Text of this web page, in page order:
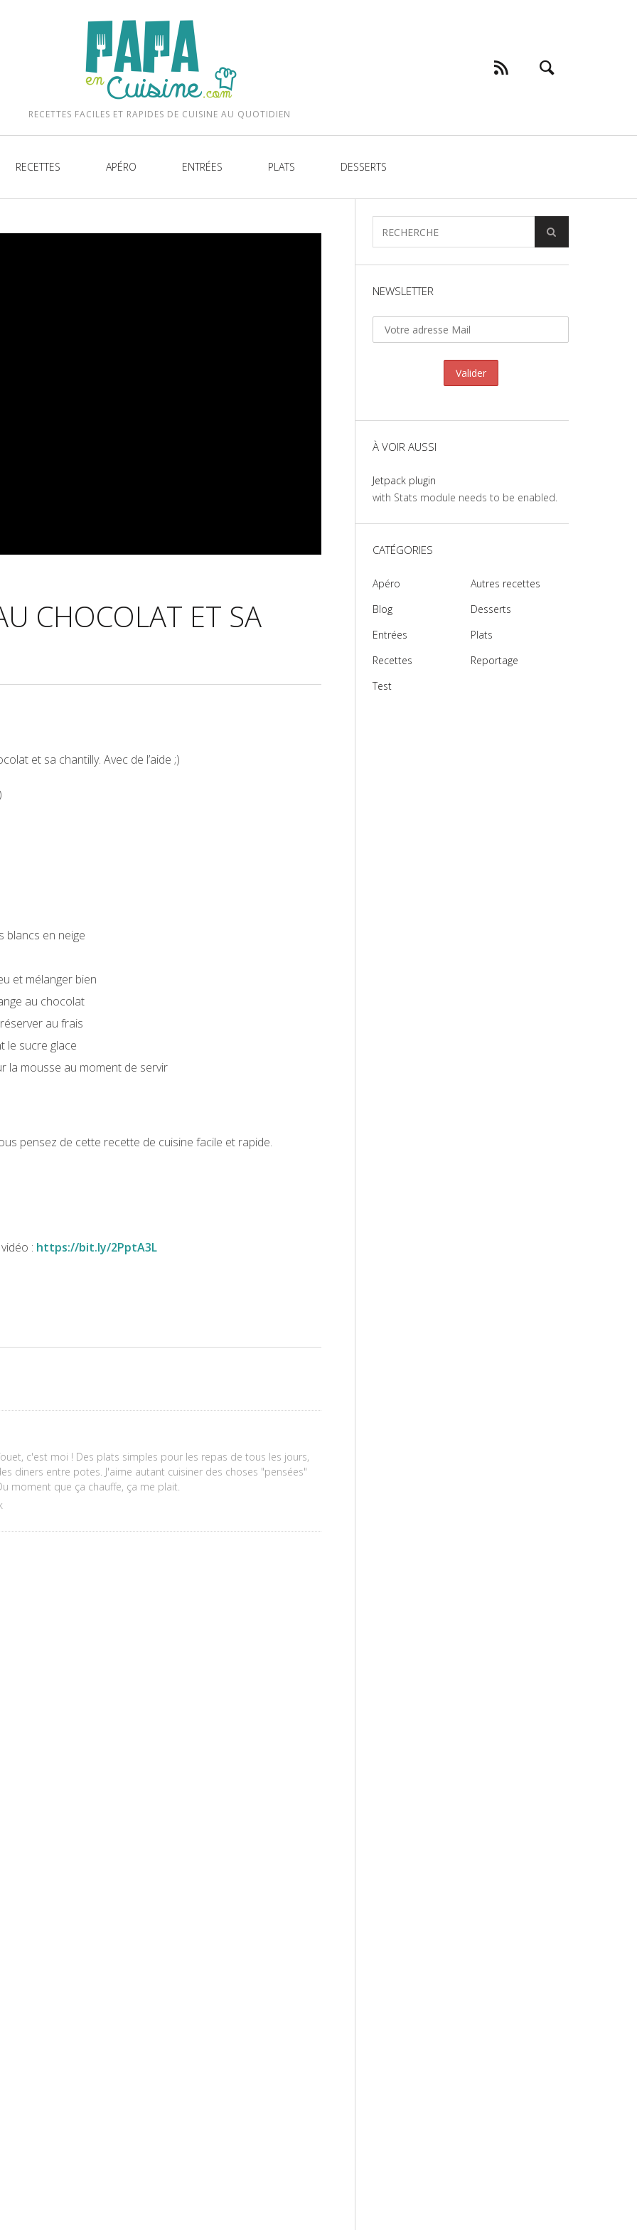
RECETTES FACILES ET RAPIDES DE CUISINE AU QUOTIDIEN
RECETTES APÉRO ENTRÉES PLATS DESSERTS
CHOCOLAT ET SA
et sa chantilly. Avec de l’aide ;)
blancs en neige
et mélanger bien
au chocolat
au frais
le sucre glace
la mousse au moment de servir
pensez de cette recette de cuisine facile et rapide.
: https://bit.ly/2PptA3L
c'est moi ! Des plats simples pour les repas de tous les jours,
diners entre potes. J'aime autant cuisiner des choses "pensées"
moment que ça chauffe, ça me plait.
NEWSLETTER
À VOIR AUSSI
Jetpack plugin
with Stats module needs to be enabled.
CATÉGORIES
Apéro
Autres recettes
Blog
Desserts
Entrées
Plats
Recettes
Reportage
Test